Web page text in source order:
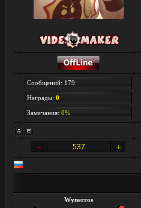
Сообщений: 179
Награды: 0
Замечания: 0%
537
Wynerros